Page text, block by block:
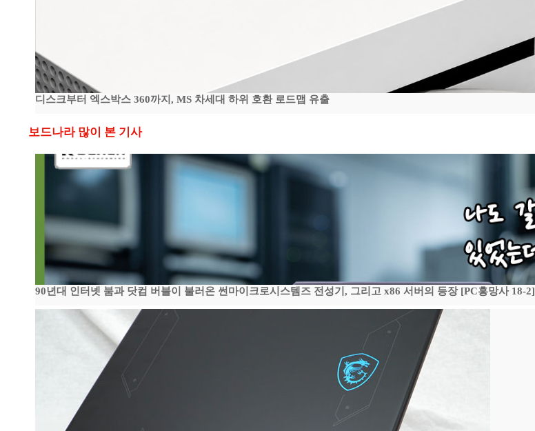
디스크부터 엑스박스 360까지, MS 차세대 하위 호환 로드맵 유출
보드나라 많이 본 기사
90년대 인터넷 붐과 닷컴 버블이 불러온 썬마이크로시스템즈 전성기, 그리고 x86 서버의 등장 [PC흥망사 18-2]